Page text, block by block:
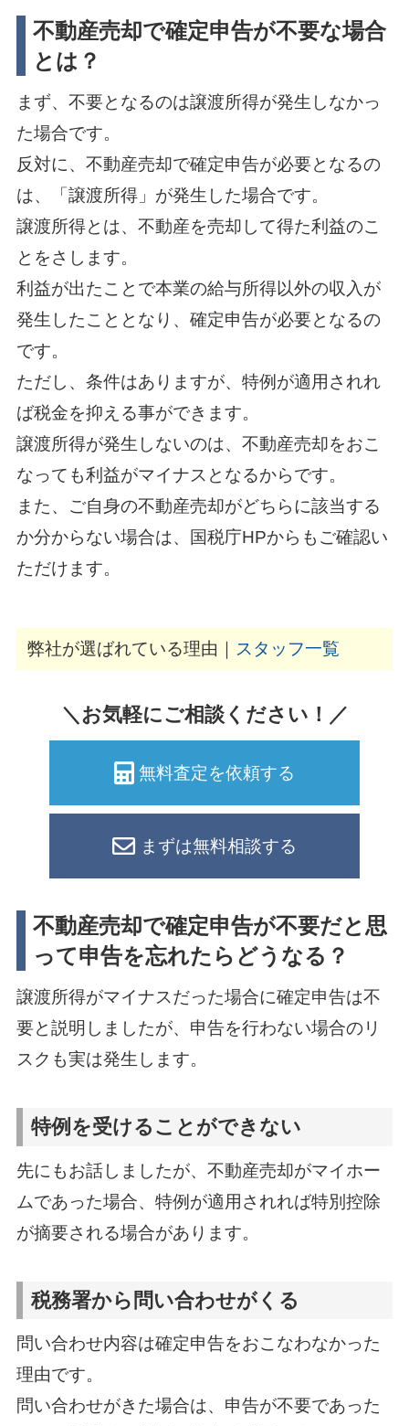
不動産売却で確定申告が不要な場合
とは？
まず、不要となるのは譲渡所得が発生しなかっ
た場合です。
反対に、不動産売却で確定申告が必要となるの
は、「譲渡所得」が発生した場合です。
譲渡所得とは、不動産を売却して得た利益のこ
とをさします。
利益が出たことで本業の給与所得以外の収入が
発生したこととなり、確定申告が必要となるの
です。
ただし、条件はありますが、特例が適用されれ
ば税金を抑える事ができます。
譲渡所得が発生しないのは、不動産売却をおこ
なっても利益がマイナスとなるからです。
また、ご自身の不動産売却がどちらに該当する
か分からない場合は、国税庁HPからもご確認い
ただけます。
弊社が選ばれている理由｜ スタッフ一覧
＼お気軽にご相談ください！／
無料査定を依頼する
まずは無料相談する
不動産売却で確定申告が不要だと思
って申告を忘れたらどうなる？
譲渡所得がマイナスだった場合に確定申告は不
要と説明しましたが、申告を行わない場合のリ
スクも実は発生します。
特例を受けることができない
先にもお話しましたが、不動産売却がマイホー
ムであった場合、特例が適用されれば特別控除
が摘要される場合があります。
税務署から問い合わせがくる
問い合わせ内容は確定申告をおこなわなかった
理由です。
問い合わせがきた場合は、申告が不要であった